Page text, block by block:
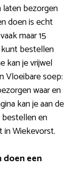
bezorgen
doen is echt
maar 15
bestellen
kan je vrijwel
Vloeibare soep:
waar en
kan je aan de
en
Wiekevorst.
doen een